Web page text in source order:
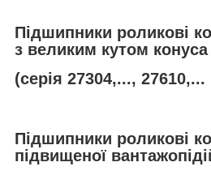
Підшипники роликові
з великим кутом конуса
(серія 27304,...,
Підшипники роликові
підвищеної